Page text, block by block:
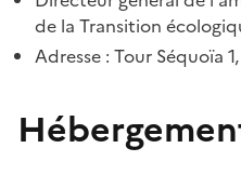
de la Transition
Adresse : Tour Séquoïa